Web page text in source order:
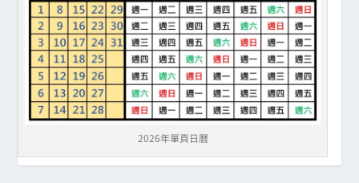
2026年單頁日曆